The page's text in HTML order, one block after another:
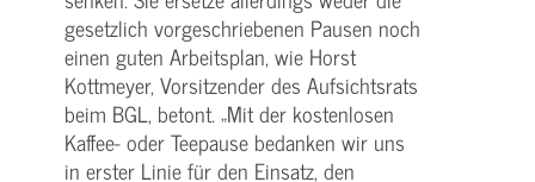
gesetzlich vorgeschriebenen Pausen noch
einen guten Arbeitsplan, wie Horst
Kottmeyer, Vorsitzender des Aufsichtsrats
beim BGL, betont. „Mit der kostenlosen
Kaffee- oder Teepause bedanken wir uns
in erster Linie für den Einsatz, den